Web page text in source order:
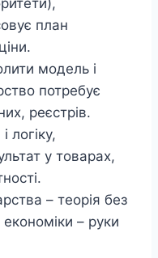
план
модель і
потребує
реєстрів.
логіку,
у товарах,
– теорія без
– руки